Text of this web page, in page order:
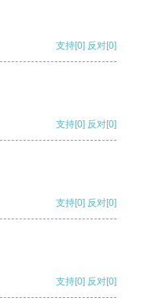
支持[0] 反对[0]
支持[0] 反对[0]
支持[0] 反对[0]
支持[0] 反对[0]